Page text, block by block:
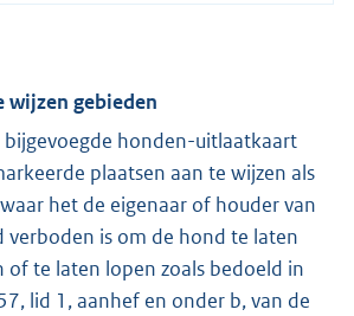
wijzen gebieden
bijgevoegde honden-uitlaatkaart
plaatsen aan te wijzen als
het de eigenaar of houder van
verboden is om de hond te laten
of te laten lopen zoals bedoeld in
lid 1, aanhef en onder b, van de